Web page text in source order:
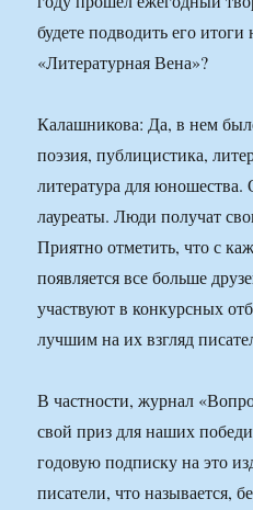
будете подводить его итоги
«Литературная Вена»?
Калашникова: Да, в нем
поэзия, публицистика,
литература для
лауреаты. Люди получат
Приятно отметить, что с
появляется все больше
участвуют в конкурсных
лучшим на их взгляд
В частности, журнал
свой приз для наших
годовую подписку на это
писатели, что называется,